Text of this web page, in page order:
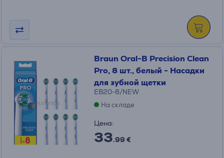
Braun Oral-B Precision Clean
Pro, 8 шт., белый - Насадки
для зубной щетки
EB20-8/NEW
На складе
Цена:
33.99 €